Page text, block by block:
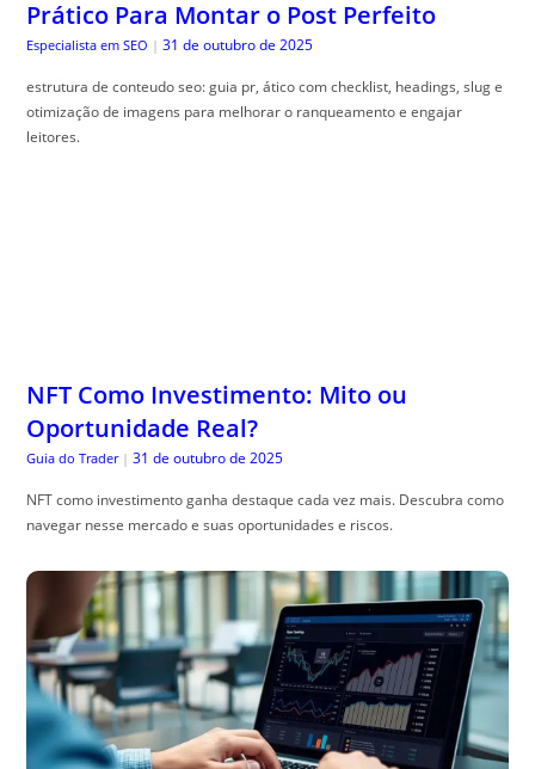
Prático Para Montar o Post Perfeito
Especialista em SEO | 31 de outubro de 2025
estrutura de conteudo seo: guia pr, ático com checklist, headings, slug e
otimização de imagens para melhorar o ranqueamento e engajar
leitores.
NFT Como Investimento: Mito ou
Oportunidade Real?
Guia do Trader | 31 de outubro de 2025
NFT como investimento ganha destaque cada vez mais. Descubra como
navegar nesse mercado e suas oportunidades e riscos.